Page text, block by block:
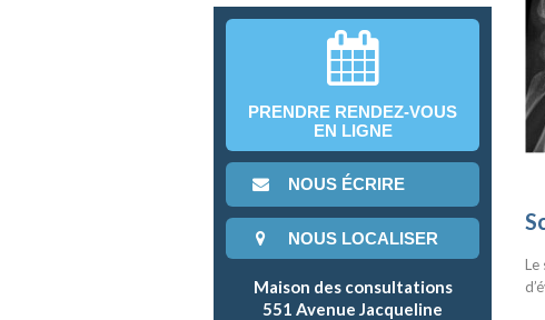
PRENDRE RENDEZ-VOUS
EN LIGNE
NOUS ÉCRIRE
NOUS LOCALISER
Maison des consultations
551 Avenue Jacqueline
Le